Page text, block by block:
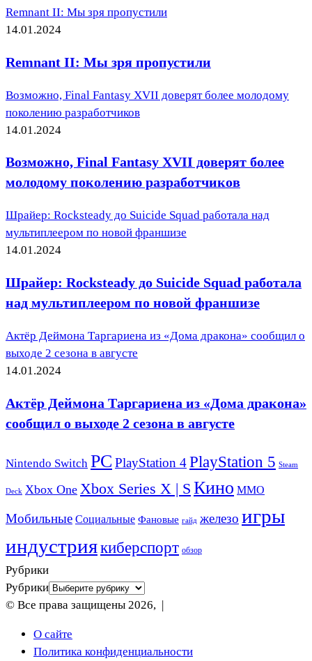
Remnant II: Мы зря пропустили
14.01.2024
Remnant II: Мы зря пропустили
Возможно, Final Fantasy XVII доверят более молодому
поколению разработчиков
14.01.2024
Возможно, Final Fantasy XVII доверят более
молодому поколению разработчиков
Шрайер: Rocksteady до Suicide Squad работала над
мультиплеером по новой франшизе
14.01.2024
Шрайер: Rocksteady до Suicide Squad работала
над мультиплеером по новой франшизе
Актёр Деймона Таргариена из «Дома дракона» сообщил о
выходе 2 сезона в августе
14.01.2024
Актёр Деймона Таргариена из «Дома дракона»
сообщил о выходе 2 сезона в августе
Nintendo Switch PC PlayStation 4PlayStation 5 Steam
Deck Xbox One Xbox Series X | S Кино ММО
Мобильные Социальные Фановые гайд железо игры
индустриякиберспорт обзор
Рубрики
Рубрики
© Все права защищены 2026, |
О сайте
Политика конфиденциальности